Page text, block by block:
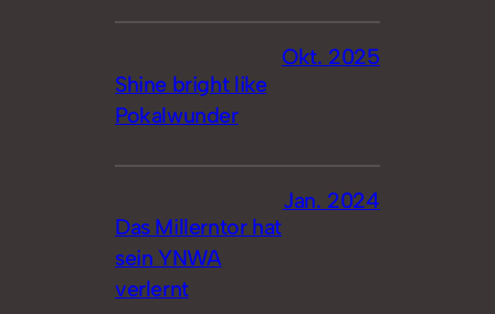
Shine bright like
Pokalwunder
Okt. 2025
Das Millerntor hat
sein YNWA
verlernt
Jan. 2024